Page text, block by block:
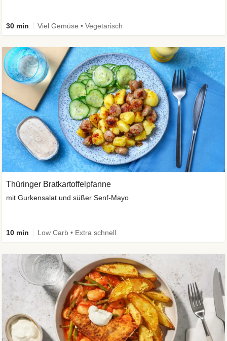
Thüringer Bratkartoffelpfanne
mit Gurkensalat und süßer Senf-Mayo
10 min Low Carb • Extra schnell
30 min Viel Gemüse • Vegetarisch